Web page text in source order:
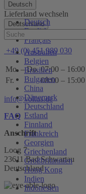
Deutsch
Deutsch
English
Français
Lieferland wechseln
Deutschland
Australien
Belgien
Brasilien
Bulgarien
China
Dänemark
Deutschland
Estland
Finnland
Frankreich
Georgien
Griechenland
Großbritannien
Hong Kong
Indien
Indonesien
Hilfe
+49 (0) 451 989 030
Mo. – Do. 07:00 – 16:00
Fr.
08:00 – 15:00
info@voltus.de
FAQ
Anschrift
Loog 7
23611 Bad Schwartau
Deutschland